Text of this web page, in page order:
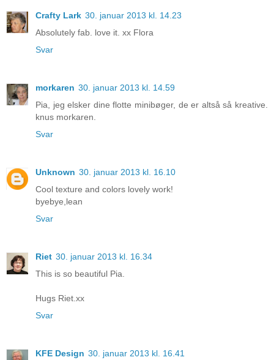
Crafty Lark 30. januar 2013 kl. 14.23
Absolutely fab. love it. xx Flora
Svar
morkaren 30. januar 2013 kl. 14.59
Pia, jeg elsker dine flotte minibøger, de er altså så kreative.
knus morkaren.
Svar
Unknown 30. januar 2013 kl. 16.10
Cool texture and colors lovely work!
byebye,lean
Svar
Riet 30. januar 2013 kl. 16.34
This is so beautiful Pia.
Hugs Riet.xx
Svar
KFE Design 30. januar 2013 kl. 16.41